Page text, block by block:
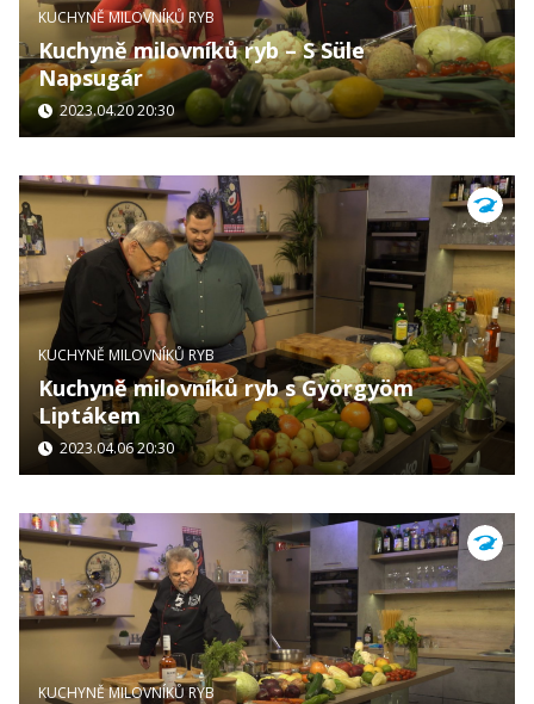
KUCHYNĚ MILOVNÍKŮ RYB
Kuchyně milovníků ryb – S Süle
Napsugár
2023.04.20 20:30
KUCHYNĚ MILOVNÍKŮ RYB
Kuchyně milovníků ryb s Györgyöm
Liptákem
2023.04.06 20:30
KUCHYNĚ MILOVNÍKŮ RYB